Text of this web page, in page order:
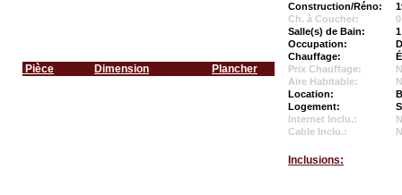
Pièce Dimension Plancher
Construction/Réno:
Ch. à Coucher:
0
Salle(s) de Bain:
1
Occupation:
Chauffage:
Prix Chauffage:
Aire Habitable:
Location:
Logement:
Internet Inclu.:
Cable Inclu.:
Inclusions: